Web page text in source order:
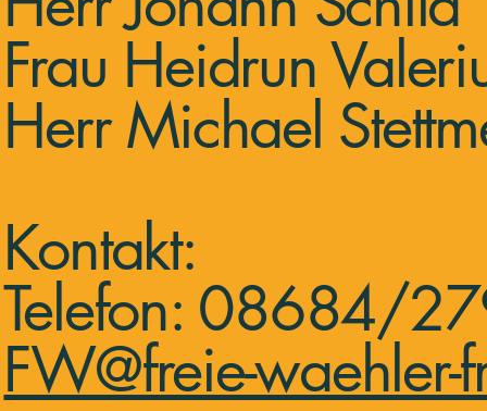
Frau Heidrun
Herr Michael
Kontakt:
Telefon: 08684/
FW@freie-